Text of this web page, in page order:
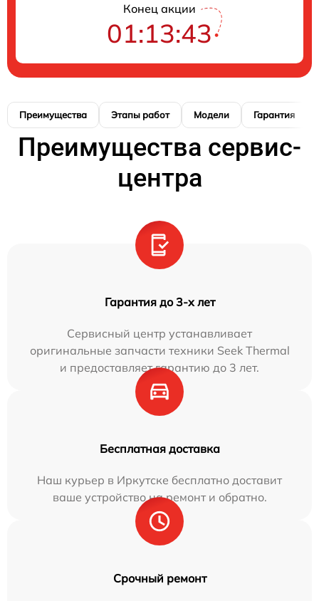
Конец акции
01:13:42
Преимущества Этапы работ Модели Гарантия
Преимущества сервис-
центра
Гарантия до 3-х лет
Сервисный центр устанавливает
оригинальные запчасти техники Seek Thermal
и предоставляет гарантию до 3 лет.
Бесплатная доставка
Наш курьер в Иркутске бесплатно доставит
ваше устройство на ремонт и обратно.
Срочный ремонт